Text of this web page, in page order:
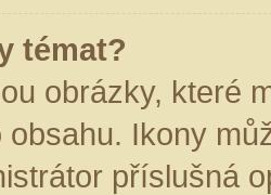
témat?
obrázky, které
Ikony
příslušná